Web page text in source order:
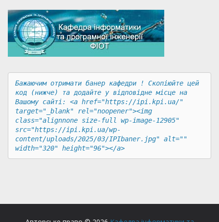
Бажаючим отримати банер кафедри ! Скопіюйте цей
код (нижче) та додайте у відповідне місце на
Вашому сайті: <a href="https://ipi.kpi.ua/"
target="_blank" rel="noopener"><img
class="alignnone size-full wp-image-12905"
src="https://ipi.kpi.ua/wp-
content/uploads/2025/03/IPIbaner.jpg" alt=""
width="320" height="96"></a>